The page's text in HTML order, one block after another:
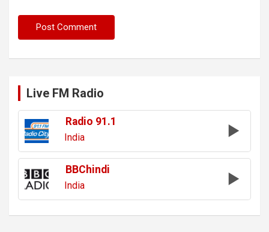
Live FM Radio
Radio 91.1
India
BBChindi
India